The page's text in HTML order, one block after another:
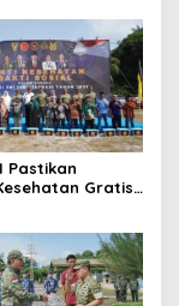
Pastikan
Gratis
Lingga